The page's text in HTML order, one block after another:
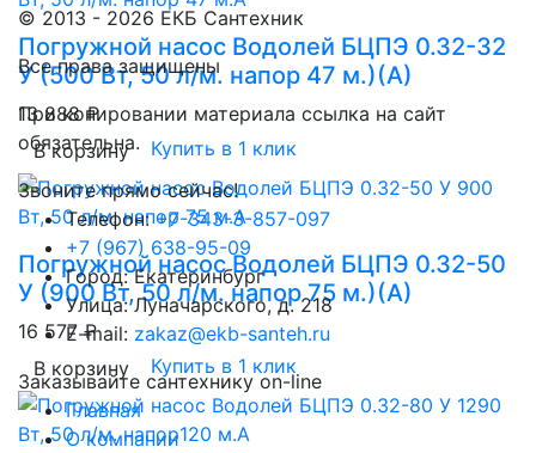
Погружной насос Водолей БЦПЭ 0.32-32
У (500 Вт, 50 л/м. напор 47 м.)(А)
13 888 ₽
В корзину
Купить в 1 клик
Погружной насос Водолей БЦПЭ 0.32-50
У (900 Вт, 50 л/м. напор 75 м.)(А)
16 577 ₽
В корзину
Купить в 1 клик
© 2013 - 2026 ЕКБ Сантехник
Все права защищены
При копировании материала ссылка на сайт
обязательна.
Звоните прямо сейчас!
Телефон:+7-343-3-857-097
+7 (967) 638-95-09
Город: Екатеринбург
Улица: Луначарского, д. 218
E-mail: zakaz@ekb-santeh.ru
Заказывайте сантехнику on-line
Главная
О компании